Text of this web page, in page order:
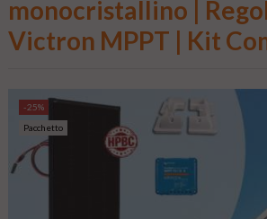
monocristallino |
Victron MPPT | Kit
-25%
Pacchetto